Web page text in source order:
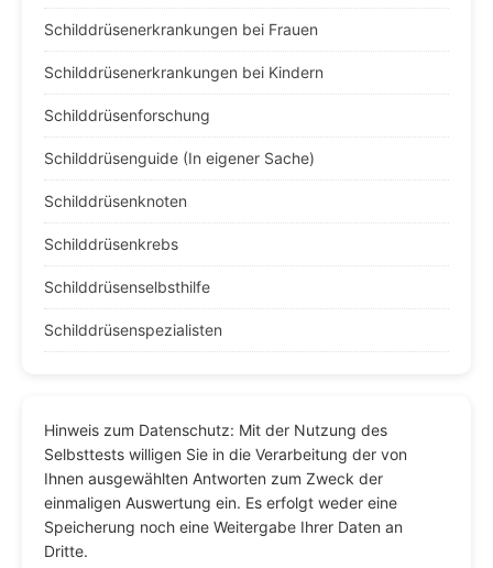
Schilddrüsenerkrankungen bei Frauen
Schilddrüsenerkrankungen bei Kindern
Schilddrüsenforschung
Schilddrüsenguide (In eigener Sache)
Schilddrüsenknoten
Schilddrüsenkrebs
Schilddrüsenselbsthilfe
Schilddrüsenspezialisten
Hinweis zum Datenschutz: Mit der Nutzung des
Selbsttests willigen Sie in die Verarbeitung der von
Ihnen ausgewählten Antworten zum Zweck der
einmaligen Auswertung ein. Es erfolgt weder eine
Speicherung noch eine Weitergabe Ihrer Daten an
Dritte.